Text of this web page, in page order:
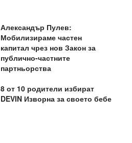
Александър Пулев:
Мобилизираме частен
капитал чрез нов Закон за
публично-частните
партньорства
8 от 10 родители избират
DEVIN Изворна за своето бебе